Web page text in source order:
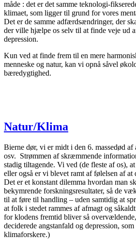
måde : det er det samme teknologi-
klimaet, som ligger til grund for vores
Det er de samme adfærdsændringer, der
der ville hjælpe os selv til at finde veje ud
depression.
Kun ved at finde frem til en mere
menneske og natur, kan vi opnå såvel
bæredygtighed.
Natur/Klima
Bierne dør, vi er midt i den 6. massedød af
osv. Strømmen af skræmmende
stadig tiltagende. Vi ved (de fleste af os),
eller også er vi blevet ramt af følelsen af at
Det er et konstant dilemma hvordan man
bekymrende forskningsresultater, så de
til at føre til handling – uden samtidig at
at folk i stedet rammes af afmagt og såkaldt
for klodens fremtid bliver så
deciderede angstanfald og depression,
klimaforskere.)